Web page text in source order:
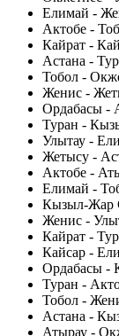
Елимай -
Актобе -
Кайрат -
Астана -
Тобол -
Женис -
Ордабасы -
Туран -
Улытау -
Жетысу -
Актобе -
Елимай -
Кызыл-Жар
Женис -
Кайрат -
Кайсар -
Ордабасы -
Туран -
Тобол -
Астана -
Атырау -